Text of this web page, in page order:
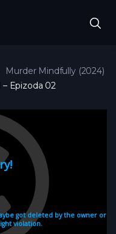
Murder Mindfully (2024)
– Epizoda 02